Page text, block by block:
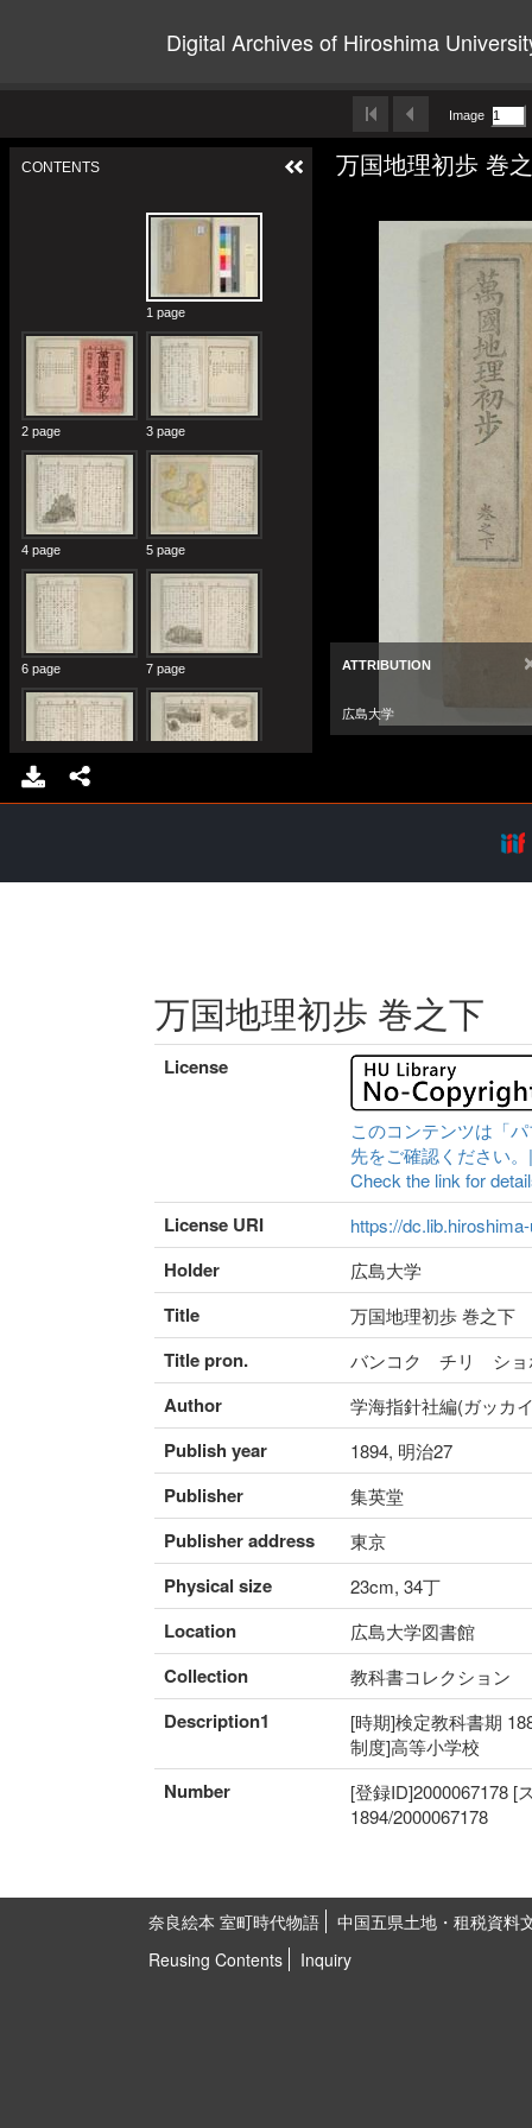
Digital Archives of Hiroshima
万国地理初歩 巻之下
License
このコンテンツは「
先をご確認ください
Check the link for
License URI https://
Holder 広島大学
Title 万国地理初歩 巻之下
Title pron. バンコク チリ ショ
Author 学海指針社編(ガッカ
Publish year 1894, 明治27
Publisher 集英堂
Publisher address 東京
Physical size 23cm, 34丁
Location 広島大学図書館
Collection 教科書コレクション
Description1
[時期]検定教科書期
制度]高等小学校
Number
[登録ID]2000067178 [
1894/2000067178
奈良絵本 室町時代物語
中国五県土地・租税資料
Reusing Contents
Inquiry